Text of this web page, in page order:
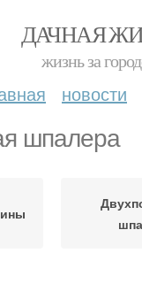
ДАЧНАЯ
жизнь за
новости
шпалера